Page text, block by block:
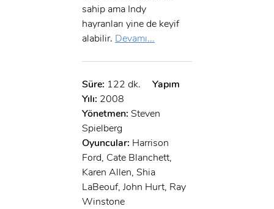
sahip ama Indy
hayranları yine de keyif
alabilir. Devamı...
Süre: 122 dk.
Yapım
Yılı: 2008
Yönetmen: Steven
Spielberg
Oyuncular: Harrison
Ford, Cate Blanchett,
Karen Allen, Shia
LaBeouf, John Hurt, Ray
Winstone